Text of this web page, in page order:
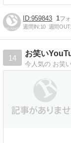
959843 1
週間IN:10 週間OUT:
14
お笑い